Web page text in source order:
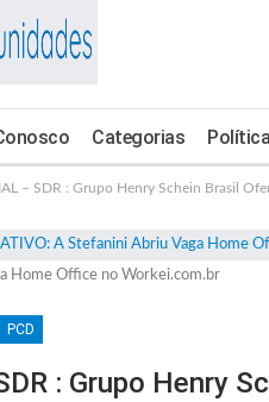
Categorias
– SDR : Grupo Henry Schein Brasil
Home Office no Workei.com.br
PCD
: Grupo Henry